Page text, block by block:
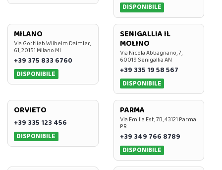
DISPONIBILE
MILANO
Via Gottlieb Wilhelm Daimler,
61, 20151 Milano MI
+39 375 833 6760
DISPONIBILE
SENIGALLIA IL
MOLINO
Via Nicola Abbagnano, 7,
60019 Senigallia AN
+39 335 19 58 567
DISPONIBILE
ORVIETO
+39 335 123 456
DISPONIBILE
PARMA
Via Emilia Est, 7B, 43121 Parma
PR
+39 349 766 8789
DISPONIBILE